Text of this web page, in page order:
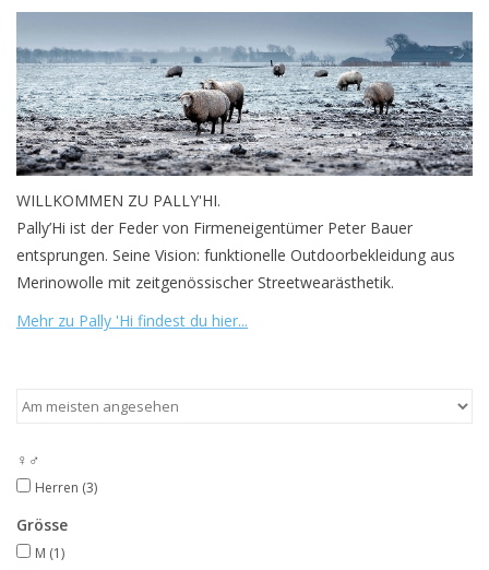
Stores
Marken
WILLKOMMEN ZU PALLY'HI.
Pally’Hi ist der Feder von Firmeneigentümer Peter Bauer
entsprungen. Seine Vision: funktionelle Outdoorbekleidung aus
Merinowolle mit zeitgenössischer Streetwearästhetik.
Mehr zu Pally 'Hi findest du hier...
♀♂
Herren (3)
Grösse
M (1)